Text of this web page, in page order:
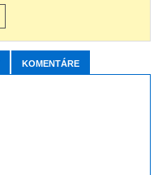
KOMENTÁRE